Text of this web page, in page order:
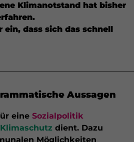
Klimanotstand hat bisher
dass sich das schnell
Aussagen
eine Sozialpolitik
Klimaschutz dient. Dazu
Möglichkeiten